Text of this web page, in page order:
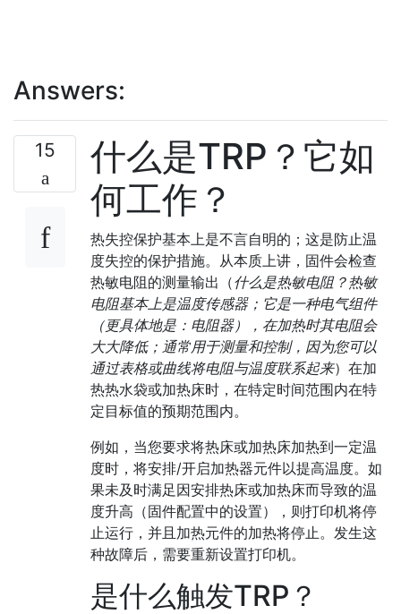
Answers:
15
什么是TRP？它如
何工作？
热失控保护基本上是不言自明的；这是防止温
度失控的保护措施。从本质上讲，固件会检查
热敏电阻的测量输出（什么是热敏电阻？热敏
电阻基本上是温度传感器；它是一种电气组件
（更具体地是：电阻器），在加热时其电阻会
大大降低；通常用于测量和控制，因为您可以
通过表格或曲线将电阻与温度联系起来）在加
热热水袋或加热床时，在特定时间范围内在特
定目标值的预期范围内。
例如，当您要求将热床或加热床加热到一定温
度时，将安排/开启加热器元件以提高温度。如
果未及时满足因安排热床或加热床而导致的温
度升高（固件配置中的设置），则打印机将停
止运行，并且加热元件的加热将停止。发生这
种故障后，需要重新设置打印机。
是什么触发TRP？